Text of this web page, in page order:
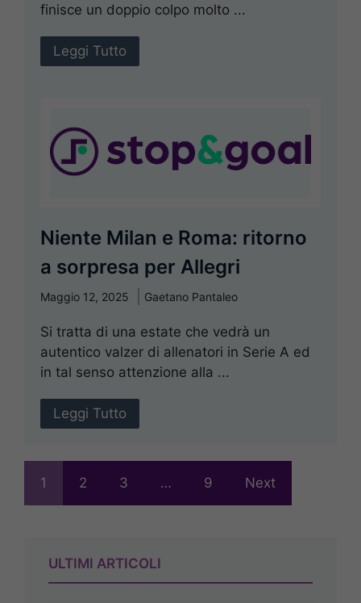
finisce un doppio colpo molto ...
Leggi Tutto
Niente Milan e Roma: ritorno
a sorpresa per Allegri
Maggio 12, 2025 Gaetano Pantaleo
Si tratta di una estate che vedrà un
autentico valzer di allenatori in Serie A ed
in tal senso attenzione alla ...
Leggi Tutto
1 2 3 … 9 Next
ULTIMI ARTICOLI